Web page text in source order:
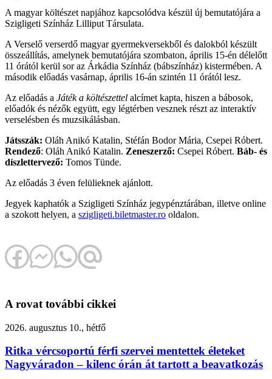
A magyar költészet napjához kapcsolódva készül új bemutatójára a
Szigligeti Színház Lilliput Társulata.
A Verselő verserdő magyar gyermekversekből és dalokból készült
összeállítás, amelynek bemutatójára szombaton, április 15-én délelőtt
11 órától kerül sor az Árkádia Színház (bábszínház) kistermében. A
második előadás vasárnap, április 16-án szintén 11 órától lesz.
Az előadás a Játék a költészettel alcímet kapta, hiszen a bábosok,
előadók és nézők együtt, egy légtérben vesznek részt az interaktív
verselésben és muzsikálásban.
Játsszák: Oláh Anikó Katalin, Stéfán Bodor Mária, Csepei Róbert.
Rendező: Oláh Anikó Katalin. Zeneszerző: Csepei Róbert. Báb- és
díszlettervező: Tomos Tünde.
Az előadás 3 éven felülieknek ajánlott.
Jegyek kaphatók a Szigligeti Színház jegypénztárában, illetve online
a szokott helyen, a szigligeti.biletmaster.ro oldalon.
A rovat további cikkei
2026. augusztus 10., hétfő
Ritka vércsoportú férfi szervei mentettek életeket
Nagyváradon – kilenc órán át tartott a beavatkozás